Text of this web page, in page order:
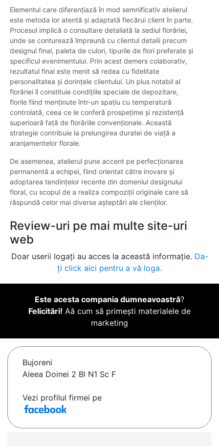
Elementul care diferențiază în mod semnificativ atelierul
este metoda lor atentă și adaptată fiecărui client în parte.
Procesul implică o consultare detaliată la sediul florăriei,
unde se conturează împreună cu clientul detalii precum
designul final, paleta de culori, tipurile de flori preferate și
specificul evenimentului. Prin acest demers colaborativ,
rezultatul final este menit să redea cu fidelitate
personalitatea și dorințele clientului. Un plus notabil al
florăriei îl constituie condițiile speciale de depozitare,
florile fiind menținute într-un spațiu cu temperatură
controlată, ceea ce le conferă prospețime și rezistență
superioară față de florăriile convenționale. Această
strategie contribuie la prelungirea duratei de viață a
aranjamentelor florale.
De asemenea, atelierul pune accent pe perfecționarea
permanentă a echipei, fiind orientat către inovare și
adoptarea tendințelor recente din domeniul designului
floral, cu scopul de a realiza compoziții originale care să
răspundă celor mai diverse așteptări ale clienților.
Review-uri pe mai multe site-uri
web
Doar userii logați au acces la această informație. Da-
ți click aici pentru a vă loga.
Este acesta compania dumneavoastră?
Felicitări! Aă cum să primești materialele de
marketing
Bujoreni
Aleea Doinei 2 Bl N1 Sc F
Vezi profilul firmei pe